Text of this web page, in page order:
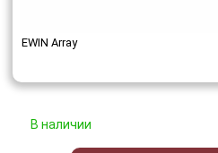
EWIN Array
В наличии